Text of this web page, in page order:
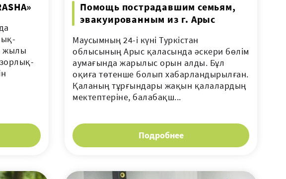
жылы
Помощь пострадавшим семьям,
эвакуированным из г. Арыс
Маусымның 24-і күні Туркістан
облысының Арыс қаласында әскери бөлім
аумағында жарылыс орын алды. Бұл
оқиға төтенше болып хабарландырылған.
Қаланың тұрғындары жақын қалалардың
мектептеріне, балабақш...
Подробнее